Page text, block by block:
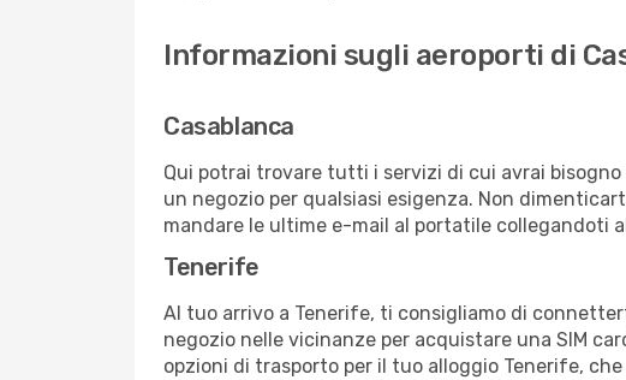
Informazioni sugli aeroporti di
Casablanca
Qui potrai trovare tutti i servizi di cui avrai
un negozio per qualsiasi esigenza. Non
mandare le ultime e-mail al portatile collegandoti
Tenerife
Al tuo arrivo a Tenerife, ti consigliamo di
negozio nelle vicinanze per acquistare una SIM
opzioni di trasporto per il tuo alloggio Tenerife,